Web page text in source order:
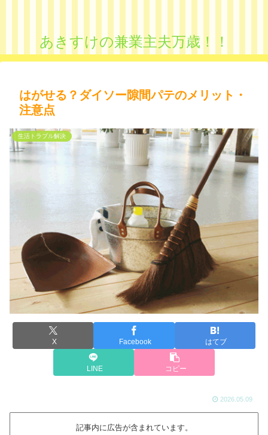
あきすけの兼業主夫万歳！！
はがせる？ダイソー隙間パテのメリット・
注意点
生活トラブル解決
X Facebook はてブ
LINE コピー
2026.05.09
記事内に広告が含まれています。